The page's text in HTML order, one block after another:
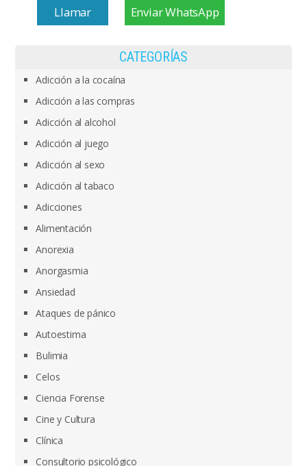
Llamar Enviar WhatsApp
CATEGORÍAS
Adicción a la cocaína
Adicción a las compras
Adicción al alcohol
Adicción al juego
Adicción al sexo
Adicción al tabaco
Adicciones
Alimentación
Anorexia
Anorgasmia
Ansiedad
Ataques de pánico
Autoestima
Bulimia
Celos
Ciencia Forense
Cine y Cultura
Clínica
Consultorio psicológico